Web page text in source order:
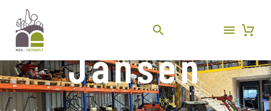
Jansen